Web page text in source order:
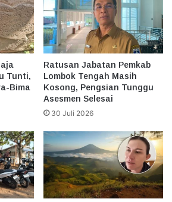
Tunti,
Bima
Ratusan Jabatan Pemkab
Lombok Tengah Masih
Kosong, Pengsian Tunggu
Asesmen Selesai
30 Juli 2026